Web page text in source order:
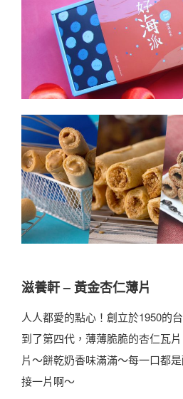
滋養軒 – 黃金杏仁薄片
人人都愛的點心！創立於1950的
到了第四代，薄薄脆脆的杏仁瓦
片～餅乾奶香味滿滿～每一口都
接一片啊～